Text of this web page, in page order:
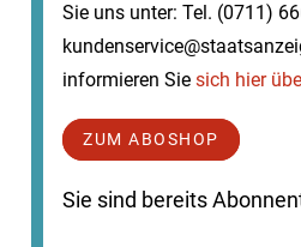
Sie uns unter: Tel. (0711)
informieren Sie sich hier
ZUM ABOSHOP
Sie sind bereits